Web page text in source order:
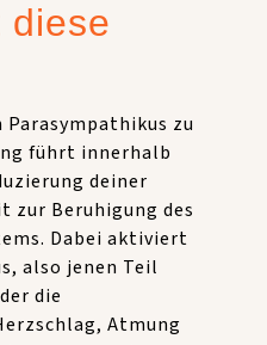
diese
Parasympathikus zu
führt innerhalb
deiner
zur Beruhigung des
Dabei aktiviert
also jenen Teil
die
Atmung